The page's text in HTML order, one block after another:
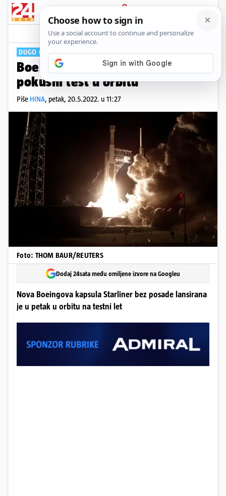
PRIJAVA
Tech Komentari
DUGO GA SE OČEKIVALO
Boeing Starliner su lansirali na
pokusni test u orbitu
Piše HINA, petak, 20.5.2022. u 11:27
Foto: THOM BAUR/REUTERS
Dodaj 24sata među omiljene izvore na Googleu
Nova Boeingova kapsula Starliner bez posade lansirana
je u petak u orbitu na testni let